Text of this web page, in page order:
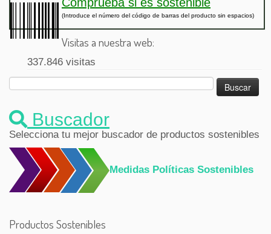
(Introduce el número del código de barras del producto sin espacios)
Visitas a nuestra web:
337.846 visitas
Buscador
Selecciona tu mejor buscador de productos sostenibles
Medidas Políticas Sostenibles
Productos Sostenibles